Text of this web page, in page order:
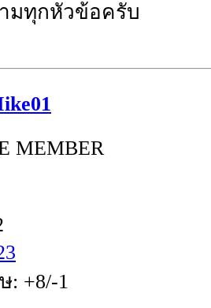
มทุกหัวข้อครับ
MEMBER
: +8/-1